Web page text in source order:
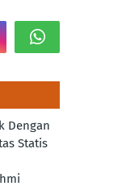
Dengan
Statis